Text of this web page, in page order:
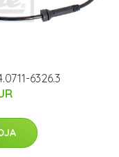
6326.3